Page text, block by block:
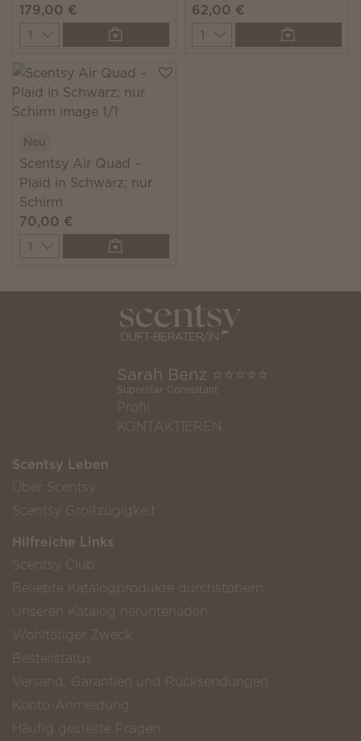
179,00 €
Quantity
62,00 €
Quantity
Neu
Scentsy Air Quad –
Plaid in Schwarz; nur
Schirm
70,00 €
Quantity
Sarah Benz ⭐️⭐️⭐️⭐️⭐️
Superstar Consultant
Profil
KONTAKTIEREN
Scentsy Leben
Über Scentsy
Scentsy Großzügigkeit
Hilfreiche Links
Scentsy Club
Beliebte Katalogprodukte durchstöbern
Unseren Katalog herunterladen
Wohltätiger Zweck
Bestellstatus
Versand, Garantien und Rücksendungen
Konto-Anmeldung
Häufig gestellte Fragen